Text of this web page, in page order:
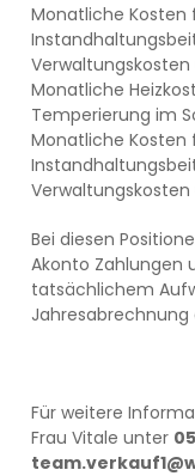
Monatliche Kosten
Verwaltungskosten
Monatliche
Temperierung im
Monatliche Kosten
Bei diesen
Akonto Zahlungen
tatsächlichem
Für weitere
Frau Vitale unter